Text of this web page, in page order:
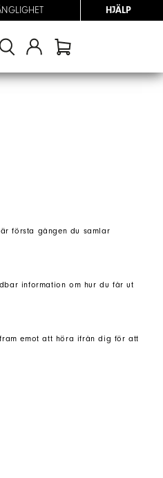
HJÄLP
första gången du samlar
information om hur du får ut
emot att höra ifrån dig för att